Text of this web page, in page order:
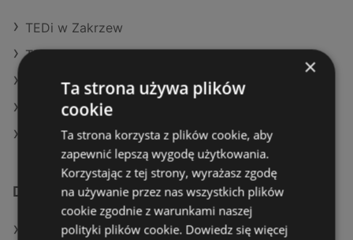
TEDi w Zakrzew
TEDi w Łomianki
TEDi w Nysa
TEDi w Władysławowo
TEDi w Suchedniów
Dodatkowe łącza
Oferty TEDi
×
Ta strona używa plików
cookie
Ta strona korzysta z plików cookie, aby
zapewnić lepszą wygodę użytkowania.
Korzystając z tej strony, wyrażasz zgodę
na używanie przez nas wszystkich plików
cookie zgodnie z warunkami naszej
polityki plików cookie. Dowiedz się więcej